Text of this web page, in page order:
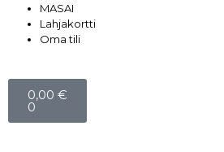
MASAI
Lahjakortti
Oma tili
0,00 €
0